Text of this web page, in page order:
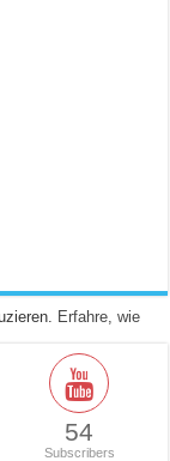
Erfahre, wie
54
Subscribers